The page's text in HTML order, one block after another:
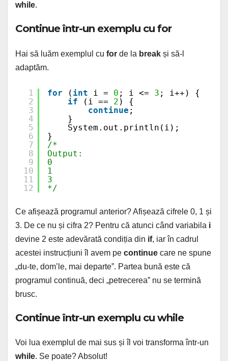
while.
Continue într-un exemplu cu for
Hai să luăm exemplul cu for de la break și să-l
adaptăm.
1
2
3
4
5
6
7
8
9
10
11
12
for ( int i = 0 ; i <= 3 ; i++) {
if
(i == 2 ) {
continue ;
}
System.out.println(i);
}
/*
Output:
0
1
3
*/
Ce afișează programul anterior? Afișează cifrele 0, 1 și
3. De ce nu și cifra 2? Pentru că atunci când variabila i
devine 2 este adevărată condiția din if, iar în cadrul
acestei instrucțiuni îl avem pe continue care ne spune
„du-te, dom’le, mai departe”. Partea bună este că
programul continuă, deci „petrecerea” nu se termină
brusc.
Continue într-un exemplu cu while
Voi lua exemplul de mai sus și îl voi transforma într-un
while. Se poate? Absolut!